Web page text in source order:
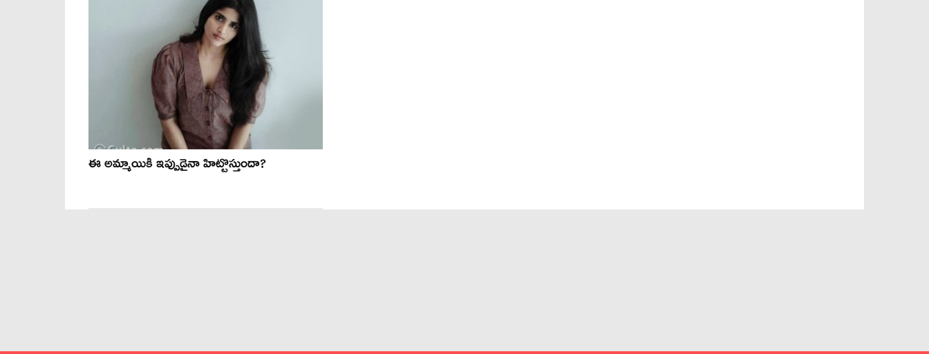
ఈ అమ్మాయికి ఇప్పుడైనా హిట్టొస్తుందా?